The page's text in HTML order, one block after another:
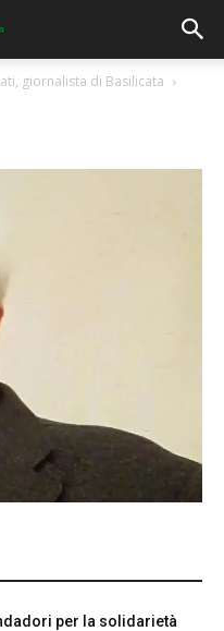
giornalista di Basilicata
per la solidarietà